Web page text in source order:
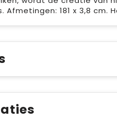
Afmetingen: 181 x 3,8 cm.